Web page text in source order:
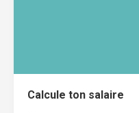
Calcule ton salaire